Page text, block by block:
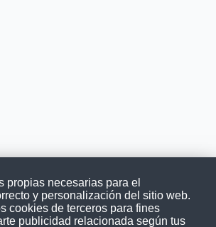
Convocatoriasdetrabajo.com
propias necesarias para el
y personalización del sitio web.
cookies de terceros para fines
publicidad relacionada según tus